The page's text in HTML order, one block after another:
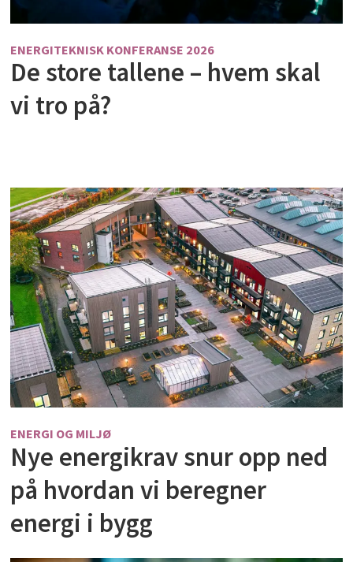
ENERGITEKNISK KONFERANSE 2026
De store tallene – hvem skal
vi tro på?
ENERGI OG MILJØ
Nye energikrav snur opp ned
på hvordan vi beregner
energi i bygg